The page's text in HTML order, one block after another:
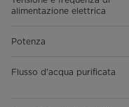
alimentazione elettrica
Potenza
Flusso d'acqua purificata